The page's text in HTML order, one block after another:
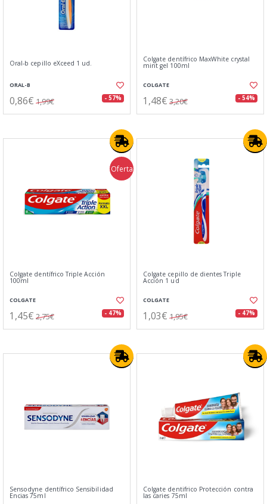
Oral-b cepillo eXceed 1 ud.
ORAL-B
0,86€ 1,99€ - 57%
Colgate dentífrico MaxWhite crystal
mint gel 100ml
COLGATE
1,48€ 3,20€ - 54%
Oferta
Colgate dentífrico Triple Acción
100ml
COLGATE
1,45€ 2,75€ - 47%
Colgate cepillo de dientes Triple
Acción 1 ud
COLGATE
1,03€ 1,95€ - 47%
Sensodyne dentífrico Sensibilidad
Encias 75ml
Colgate dentifrico Protección contra
las caries 75ml